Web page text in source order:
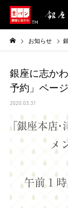
お知らせ 銀
銀座に志か
予約」ペー
2020.03.31